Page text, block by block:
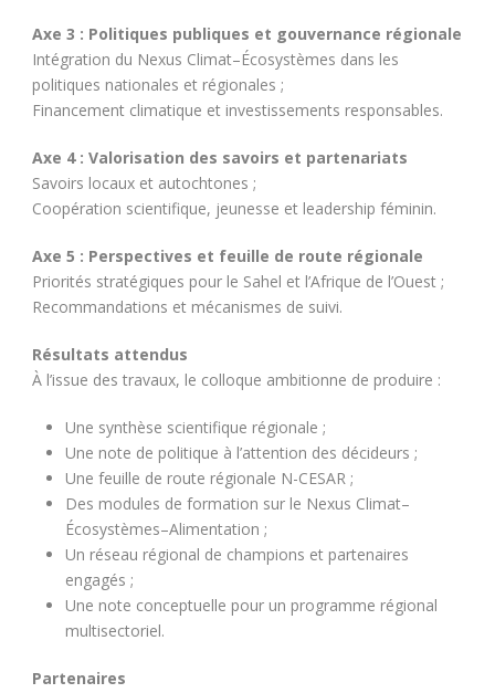
Axe 3 : Politiques publiques et gouvernance régionale
Intégration du Nexus Climat–Écosystèmes dans les
politiques nationales et régionales ;
Financement climatique et investissements responsables.
Axe 4 : Valorisation des savoirs et partenariats
Savoirs locaux et autochtones ;
Coopération scientifique, jeunesse et leadership féminin.
Axe 5 : Perspectives et feuille de route régionale
Priorités stratégiques pour le Sahel et l’Afrique de l’Ouest ;
Recommandations et mécanismes de suivi.
Résultats attendus
À l’issue des travaux, le colloque ambitionne de produire :
Une synthèse scientifique régionale ;
Une note de politique à l’attention des décideurs ;
Une feuille de route régionale N-CESAR ;
Des modules de formation sur le Nexus Climat–
Écosystèmes–Alimentation ;
Un réseau régional de champions et partenaires
engagés ;
Une note conceptuelle pour un programme régional
multisectoriel.
Partenaires